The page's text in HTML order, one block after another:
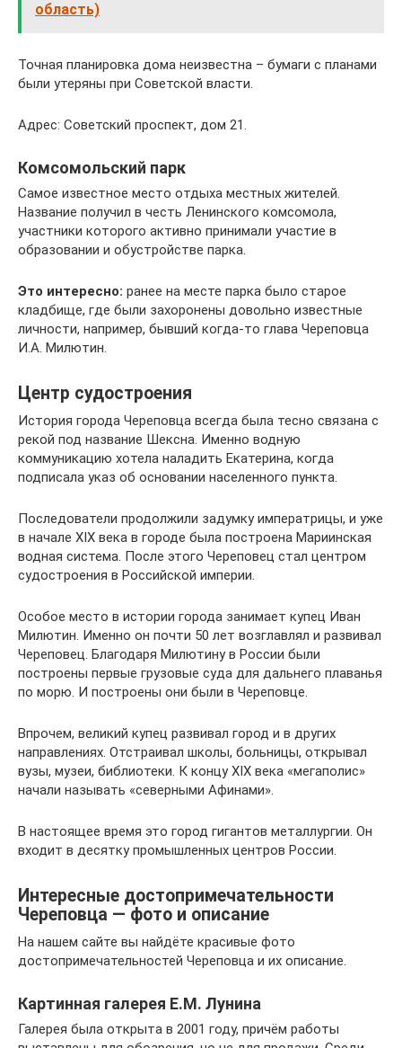
область)
Точная планировка дома неизвестна – бумаги с планами
были утеряны при Советской власти.
Адрес: Советский проспект, дом 21.
Комсомольский парк
Самое известное место отдыха местных жителей.
Название получил в честь Ленинского комсомола,
участники которого активно принимали участие в
образовании и обустройстве парка.
Это интересно: ранее на месте парка было старое
кладбище, где были захоронены довольно известные
личности, например, бывший когда-то глава Череповца
И.А. Милютин.
Центр судостроения
История города Череповца всегда была тесно связана с
рекой под название Шексна. Именно водную
коммуникацию хотела наладить Екатерина, когда
подписала указ об основании населенного пункта.
Последователи продолжили задумку императрицы, и уже
в начале XIX века в городе была построена Мариинская
водная система. После этого Череповец стал центром
судостроения в Российской империи.
Особое место в истории города занимает купец Иван
Милютин. Именно он почти 50 лет возглавлял и развивал
Череповец. Благодаря Милютину в России были
построены первые грузовые суда для дальнего плаванья
по морю. И построены они были в Череповце.
Впрочем, великий купец развивал город и в других
направлениях. Отстраивал школы, больницы, открывал
вузы, музеи, библиотеки. К концу XIX века «мегаполис»
начали называть «северными Афинами».
В настоящее время это город гигантов металлургии. Он
входит в десятку промышленных центров России.
Интересные достопримечательности
Череповца — фото и описание
На нашем сайте вы найдёте красивые фото
достопримечательностей Череповца и их описание.
Картинная галерея Е.М. Лунина
Галерея была открыта в 2001 году, причём работы